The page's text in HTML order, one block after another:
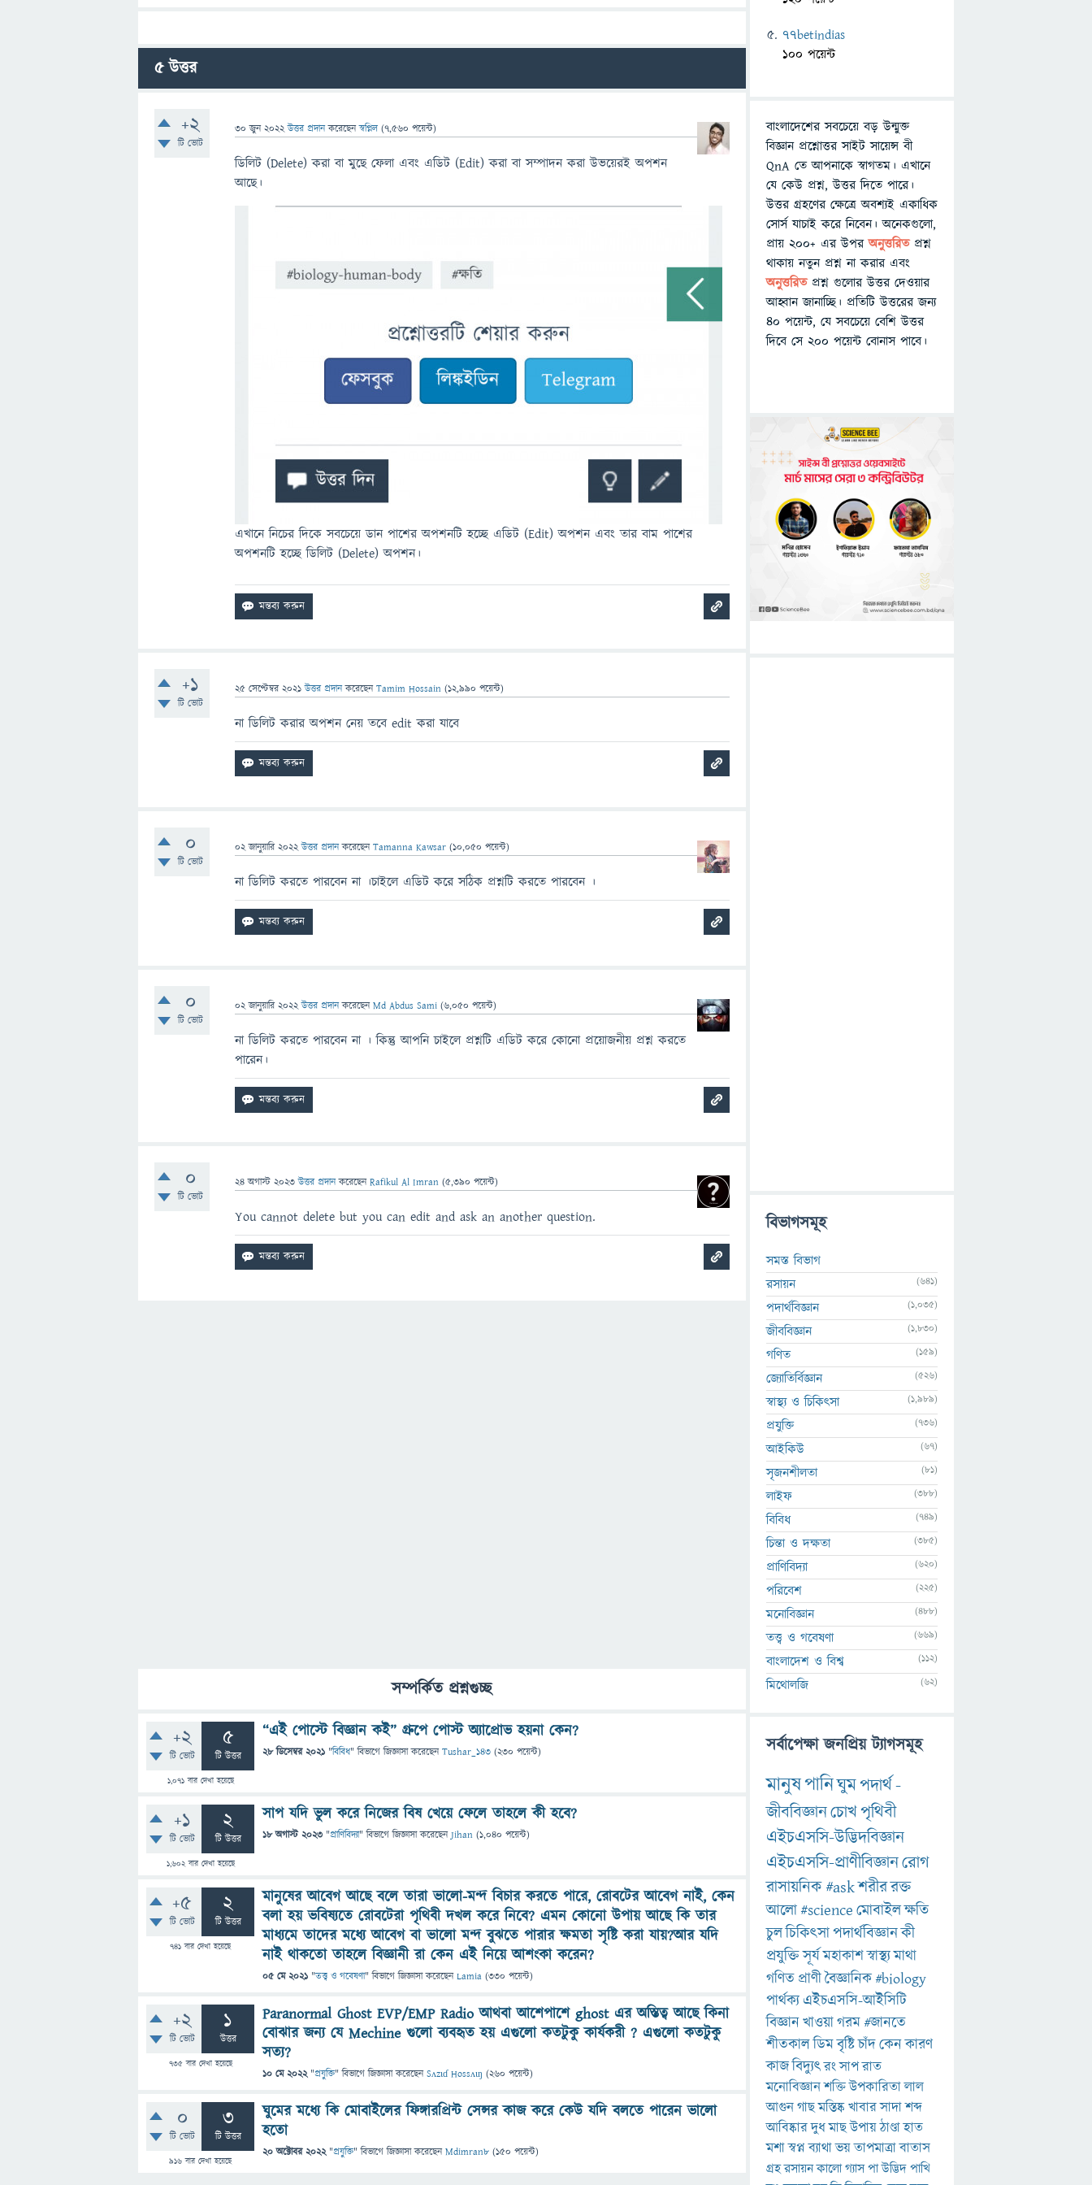
5উত্তর
+2
টি ভোট
30 জুন 2022 উত্তর প্রদান করেছেনস্বপ্নিল (7,560 পয়েন্ট)
ডিলিট (Delete) করা বা মুছে ফেলা এবং এডিট (Edit) করা বা সম্পাদন করা উভয়েরই অপশন
আছে।
এখানে নিচের দিকে সবচেয়ে ডান পাশের অপশনটি হচ্ছে এডিট (Edit) অপশন এবং তার বাম পাশের
অপশনটি হচ্ছে ডিলিট (Delete) অপশন।
+1
টি ভোট
25 সেপ্টেম্বর 2021 উত্তর প্রদান করেছেনTamim Hossain (12,990 পয়েন্ট)
না ডিলিট করার অপশন নেয় তবে edit করা যাবে
0
টি ভোট
02 জানুয়ারি 2022 উত্তর প্রদান করেছেনTamanna Kawsar (10,050 পয়েন্ট)
না ডিলিট করতে পারবেন না ।চাইলে এডিট করে সঠিক প্রশ্নটি করতে পারবেন ।
0
টি ভোট
02 জানুয়ারি 2022 উত্তর প্রদান করেছেনMd Abdus Sami (6,050 পয়েন্ট)
না ডিলিট করতে পারবেন না । কিন্তু আপনি চাইলে প্রশ্নটি এডিট করে কোনো প্রয়োজনীয় প্রশ্ন করতে
পারেন।
0
টি ভোট
24 অগাস্ট 2023 উত্তর প্রদান করেছেনRafikul Al Imran (5,390 পয়েন্ট)
You cannot delete but you can edit and ask an another question.
সম্পর্কিত প্রশ্নগুচ্ছ
+2
টি ভোট
5
টি উত্তর
1,071বার দেখা হয়েছে
“এই পোস্টে বিজ্ঞান কই” গ্রুপে পোস্ট অ্যাপ্রোভ হয়না কেন?
28 ডিসেম্বর 2021 "বিবিধ" বিভাগে জিজ্ঞাসাকরেছেনTushar_143 (230 পয়েন্ট)
+1
টি ভোট
2
টি উত্তর
1,602বার দেখা হয়েছে
সাপ যদি ভুল করে নিজের বিষ খেয়ে ফেলে তাহলে কী হবে?
18 অগাস্ট 2023 "প্রাণিবিদ্যা" বিভাগে জিজ্ঞাসাকরেছেনJihan (1,040 পয়েন্ট)
+5
টি ভোট
2
টি উত্তর
741 বার দেখা হয়েছে
মানুষের আবেগ আছে বলে তারা ভালো-মন্দ বিচার করতে পারে, রোবটের আবেগ নাই, কেন
বলা হয় ভবিষ্যতে রোবটেরা পৃথিবী দখল করে নিবে? এমন কোনো উপায় আছে কি তার
মাধ্যমে তাদের মধ্যে আবেগ বা ভালো মন্দ বুঝতে পারার ক্ষমতা সৃষ্টি করা যায়?আর যদি
নাই থাকতো তাহলে বিজ্ঞানী রা কেন এই নিয়ে আশংকা করেন?
05 মে 2021 "তত্ত্ব ও গবেষণা" বিভাগে জিজ্ঞাসাকরেছেনLamia (330 পয়েন্ট)
+2
টি ভোট
1
উত্তর
735বার দেখা হয়েছে
Paranormal Ghost EVP/EMP Radio আথবা আশেপাশে ghost এর অস্তিত্ব আছে কিনা
বোঝার জন্য যে Mechine গুলো ব্যবহৃত হয় এগুলো কতটুকু কার্যকরী ? এগুলো কতটুকু
সত্য?
10 মে 2022 "প্রযুক্তি" বিভাগে জিজ্ঞাসাকরেছেনSʌzɩɗ Hossʌɩŋ (260 পয়েন্ট)
0
টি ভোট
3
টি উত্তর
916 বার দেখা হয়েছে
ঘুমের মধ্যে কি মোবাইলের ফিঙ্গারপ্রিন্ট সেন্সর কাজ করে কেউ যদি বলতে পারেন ভালো
হতো
20 অক্টোবর 2022 "প্রযুক্তি" বিভাগে জিজ্ঞাসাকরেছেনMdimran8 (150 পয়েন্ট)
77betindias
100 পয়েন্ট
বাংলাদেশের সবচেয়ে বড় উন্মুক্ত
বিজ্ঞান প্রশ্নোত্তর সাইট সায়েন্স বী
QnA তে আপনাকে স্বাগতম। এখানে
যে কেউ প্রশ্ন, উত্তর দিতে পারে।
উত্তর গ্রহণের ক্ষেত্রে অবশ্যই একাধিক
সোর্স যাচাই করে নিবেন। অনেকগুলো,
প্রায় ২০০+ এর উপরঅনুত্তরিতপ্রশ্ন
থাকায় নতুন প্রশ্ন না করার এবং
অনুত্তরিত প্রশ্ন গুলোর উত্তর দেওয়ার
আহ্বান জানাচ্ছি। প্রতিটি উত্তরের জন্য
৪০ পয়েন্ট, যে সবচেয়ে বেশি উত্তর
দিবে সে ২০০ পয়েন্ট বোনাস পাবে।
বিভাগসমূহ
সমস্ত বিভাগ
রসায়ন
(641)
পদার্থবিজ্ঞান (1,035)
জীববিজ্ঞান (1,830)
গণিত (159)
জ্যোতির্বিজ্ঞান (526)
স্বাস্থ্য ও চিকিৎসা (1,989)
প্রযুক্তি (736)
আইকিউ (67)
সৃজনশীলতা (81)
লাইফ (388)
বিবিধ (749)
চিন্তা ও দক্ষতা (385)
প্রাণিবিদ্যা (620)
পরিবেশ (225)
মনোবিজ্ঞান (488)
তত্ত্ব ও গবেষণা (669)
বাংলাদেশ ও বিশ্ব (112)
মিথোলজি (62)
সর্বাপেক্ষা জনপ্রিয় ট্যাগসমূহ
মানুষপানিঘুমপদার্থ-
জীববিজ্ঞানচোখপৃথিবী
এইচএসসি-উদ্ভিদবিজ্ঞান
এইচএসসি-প্রাণীবিজ্ঞানরোগ
রাসায়নিক#askশরীররক্ত
আলো#scienceমোবাইলক্ষতি
চুলচিকিৎসাপদার্থবিজ্ঞানকী
প্রযুক্তিসূর্যমহাকাশস্বাস্থ্যমাথা
গণিত প্রাণীবৈজ্ঞানিক#biology
পার্থক্য এইচএসসি-আইসিটি
বিজ্ঞানখাওয়াগরম#জানতে
শীতকালডিমবৃষ্টিচাঁদকেনকারণ
কাজবিদ্যুৎরংসাপরাত
মনোবিজ্ঞানশক্তিউপকারিতালাল
আগুনগাছমস্তিষ্কখাবারসাদাশব্দ
আবিষ্কারদুধমাছউপায়ঠাণ্ডাহাত
মশাস্বপ্নব্যাথাভয়তাপমাত্রাবাতাস
গ্রহরসায়নকালোগ্যাসপাউদ্ভিদপাখি